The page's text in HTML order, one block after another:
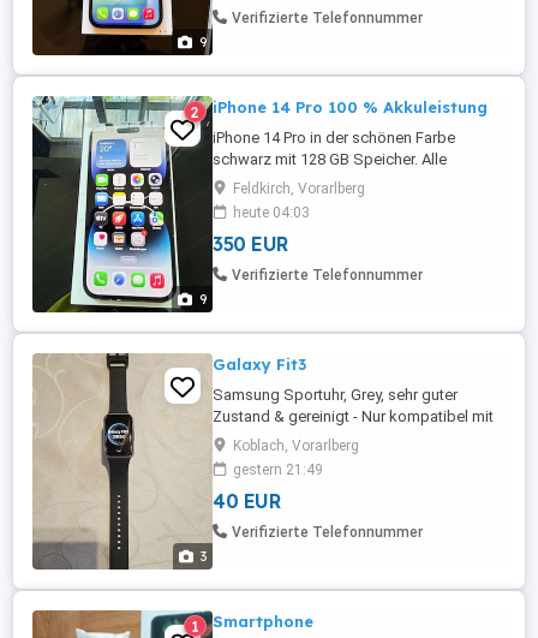
9
keine Gewährleistung kein umtauschen.
Verifizierte Telefonnummer
9
2 iPhone 14 Pro 100 % Akkuleistung
iPhone 14 Pro in der schönen Farbe
schwarz mit 128 GB Speicher. Alle
Funktionen sind einwandfrei vorhanden.
Rahmen hat Gebrauchsspuren siehe Foto.
Display makellos . Akkuleistung 100 % Mit
Schutzhülle und neuem Ladekabel. Frei
für alle Netze! Privatverkauf keine Garantie
Feldkirch, Vorarlberg
heute 04:03
350 EUR
Verifizierte Telefonnummer
3
Galaxy Fit3
Samsung Sportuhr, Grey, sehr guter
Zustand & gereinigt - Nur kompatibel mit
Android; großes AMOLED-Display mit
gebogenem 2,5D-Glas und
Aluminiumgehäuse. - Akkulaufzeit bis zu
13 Tage mit Schnellladung (65% in 30
Minuten) - Vollständige Gesundheits- und
Koblach, Vorarlberg
gestern 21:49
40 EUR
Verifizierte Telefonnummer
1 Smartphone